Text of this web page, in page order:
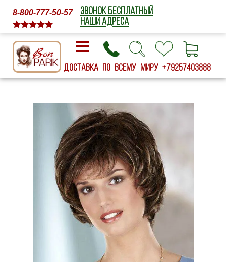
8-800-777-50-57
ЗВОНОК БЕСПЛАТНЫЙ
НАШИ АДРЕСА
Доставка по всему миру +79257403888